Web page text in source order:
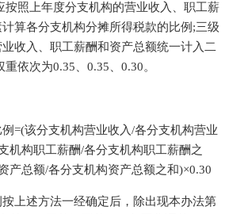
照上年度分支机构的营业收入、职工薪
算各分支机构分摊所得税款的比例;三级
收入、职工薪酬和资产总额统一计入二
依次为0.35、0.35、0.30。
该分支机构营业收入/各分支机构营业
机构职工薪酬/各分支机构职工薪酬之
产总额/各分支机构资产总额之和)×0.30
述方法一经确定后，除出现本办法第